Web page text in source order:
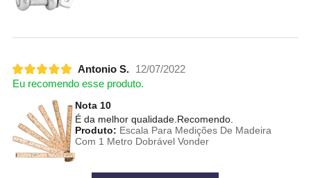
Antonio S.
12/07/2022
Eu recomendo esse produto.
Nota 10
É da melhor qualidade.Recomendo.
Produto: Escala Para Medições De Madeira
Com 1 Metro Dobrável Vonder